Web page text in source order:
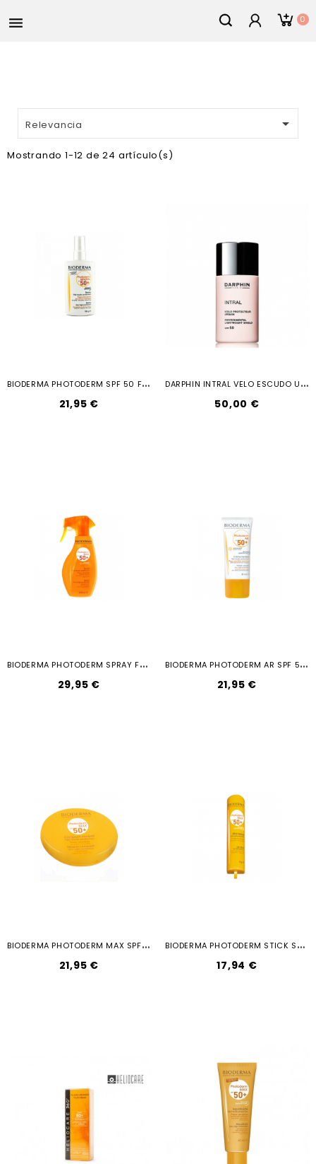
 0
Relevancia 
Mostrando 1-12 de 24 artículo(s)
B
IODERMA PHOTODERM SPF 50 FLUIDO...
21,95 €
D
ARPHIN INTRAL VELO ESCUDO URBANO 50...
50,00 €
B
IODERMA PHOTODERM SPRAY FAMILIAR...
29,95 €
B
IODERMA PHOTODERM AR SPF 50 CREMA...
21,95 €
B
IODERMA PHOTODERM MAX SPF 50...
21,95 €
B
IODERMA PHOTODERM STICK SPF 50 8GR
17,94 €